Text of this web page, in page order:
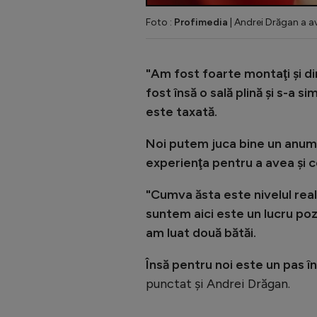
Foto : Profimedia | Andrei Drăgan a
"Am fost foarte montaţi şi
fost însă o sală plină şi s-a
este taxată.
Noi putem juca bine un
experienţa pentru a avea şi
"Cumva ăsta este nivelul
suntem aici este un lucru
am luat două bătăi.
Însă pentru noi este un pas
punctat și Andrei Drăgan.